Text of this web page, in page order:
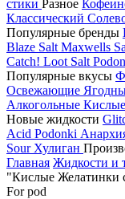
стики Разное
Классический
Популярные бренды
Blaze Salt Maxwells
Catch! Loot Salt
Популярные вкусы
Освежающие
Алкогольные Кислые
Новые жидкости
Acid Podonki
Sour Хулиган
Главная Жидкости и
"Кислые Желатинки
For pod